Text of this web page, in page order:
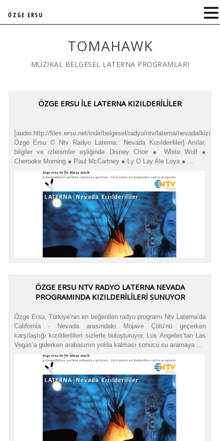
TOMAHAWK
MÜZİKAL BELGESEL LATERNA PROGRAMLARI
ÖZGE ERSU İLE LATERNA KIZILDERİLİLER
[audio:http://files.ersu.net/indir/belgesel/radyo/ntv/laterna/nevada/
Özge Ersu © Ntv Radyo Laterna:: Nevada Kızılderililer] Anılar,
bilgiler ve izlenimler eşliğinde Disney Choir ● White Wolf ●
Cherooke Morning ● Paul McCartney ● Ly O Lay Ale Loya ● ...
ÖZGE ERSU NTV RADYO LATERNA NEVADA
PROGRAMINDA KIZILDERİLİLERİ SUNUYOR
Özge Ersu, Türkiye’nin en beğenilen radyo programı Ntv Laterna’da
California - Nevada arasındaki Mojave Çölü’nü geçerken
karşılaştığı kızılderilileri sizlerle buluşturuyor. Los Angeles’tan Las
Vegas’a giderken arabasının yolda kalması sonucu su aramaya ...
ÖZGE ERSU